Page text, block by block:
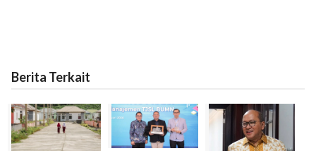
Berita Terkait